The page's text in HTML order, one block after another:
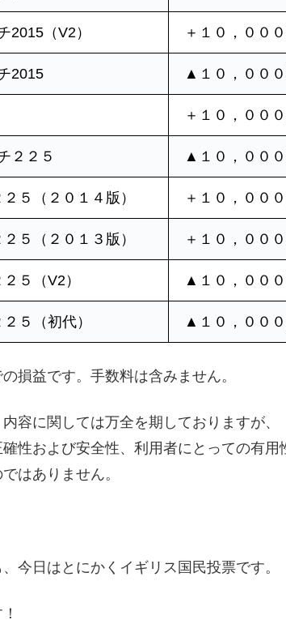
2015（V2） ＋１０，００
2015 ▲１０，００
＋１０，００
２２５ ▲１０，００
５（２０１４版） ＋１０，００
５（２０１３版） ＋１０，００
５（V2） ▲１０，００
５（初代） ▲１０，００
損益です。手数料は含みません。
容に関しては万全を期しておりますが、
性および安全性、利用者にとっての有用
はありません。
今日はとにかくイギリス国民投票です。